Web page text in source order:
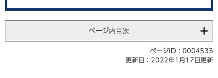
ページ内目次
ページID：0004533
更新日：2022年1月17日更新